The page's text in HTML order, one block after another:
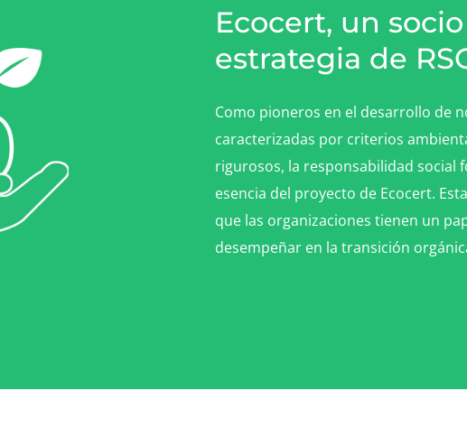
Ecocert, un
estrategia de
Como pioneros en el desarrollo de
caracterizadas por criterios
rigurosos, la responsabilidad social
esencia del proyecto de Ecocert.
que las organizaciones tienen un
desempeñar en la transición